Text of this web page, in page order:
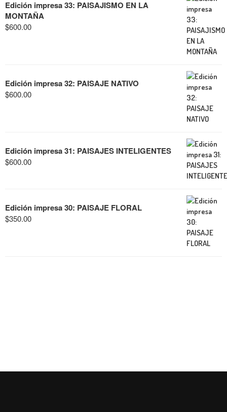
Edición impresa 33: PAISAJISMO EN LA
MONTAÑA
$600.00
Edición impresa 32: PAISAJE NATIVO
$600.00
Edición impresa 31: PAISAJES INTELIGENTES
$600.00
Edición impresa 30: PAISAJE FLORAL
$350.00